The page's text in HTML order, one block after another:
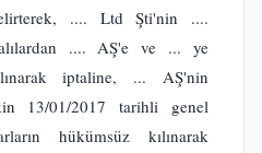
.... Ltd Şti'nin ....
.... AŞ'e ve ... ye
iptaline, ... AŞ'nin
13/01/2017 tarihli genel
hükümsüz kılınarak